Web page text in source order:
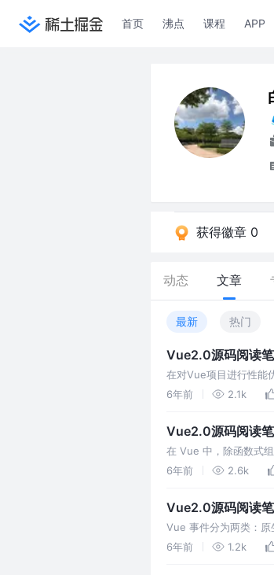
首页 沸点 课程 APP
获得徽章 0
动态 文章
最新 热门
Vue2.0源码阅读
在对Vue项目进行性能
Vue中性能埋点代码之
6年前 2.1k
Vue2.0源码阅读
在 Vue 中，除函数式
数据监听、编译模板
6年前 2.6k
Vue2.0源码阅读
Vue 事件分为两类：原
在组件上使用时要添
6年前 1.2k